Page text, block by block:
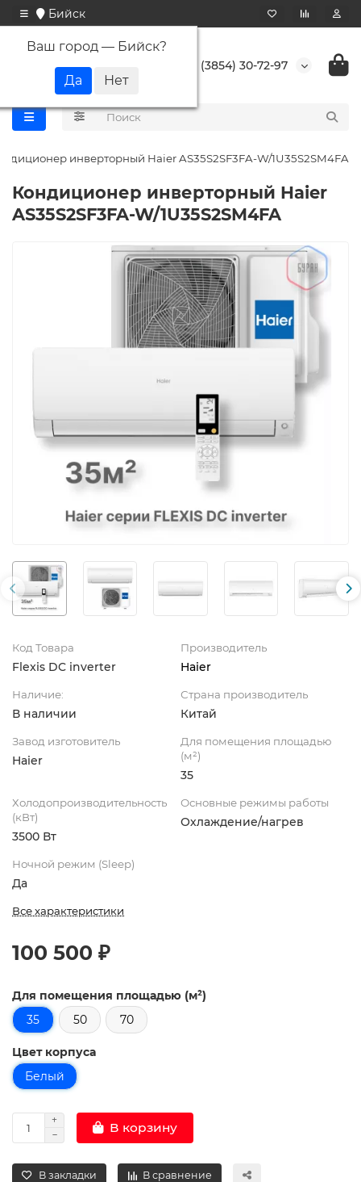
Бийск
Ваш город — Бийск?
+7 (3854) 30-72-97
инверторный Haier AS35S2SF3FA-W/1U35S2SM4FA
Кондиционер инверторный Haier
AS35S2SF3FA-W/1U35S2SM4FA
Код Товара
Flexis DC inverter
Производитель
Haier
Наличие:
В наличии
Страна производитель
Китай
Завод изготовитель
Haier
Для помещения площадью
(м²)
35
Холодопроизводительность
(кВт)
3500 Вт
Основные режимы работы
Охлаждение/нагрев
Ночной режим (Sleep)
Да
Все характеристики
100 500 ₽
Для помещения площадью (м²)
35
50 70
Цвет корпуса
Белый
В корзину
В закладки В сравнение